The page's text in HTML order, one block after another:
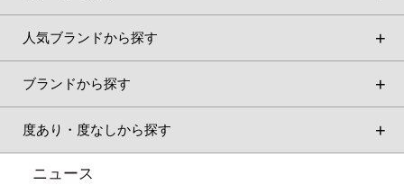
人気ブランドから探す
ブランドから探す
度あり・度なしから探す
ニュース